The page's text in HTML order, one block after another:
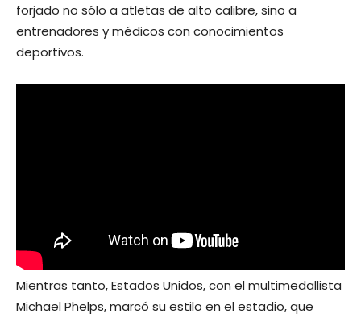
forjado no sólo a atletas de alto calibre, sino a
entrenadores y médicos con conocimientos
deportivos.
Mientras tanto, Estados Unidos, con el multimedallista
Michael Phelps, marcó su estilo en el estadio, que